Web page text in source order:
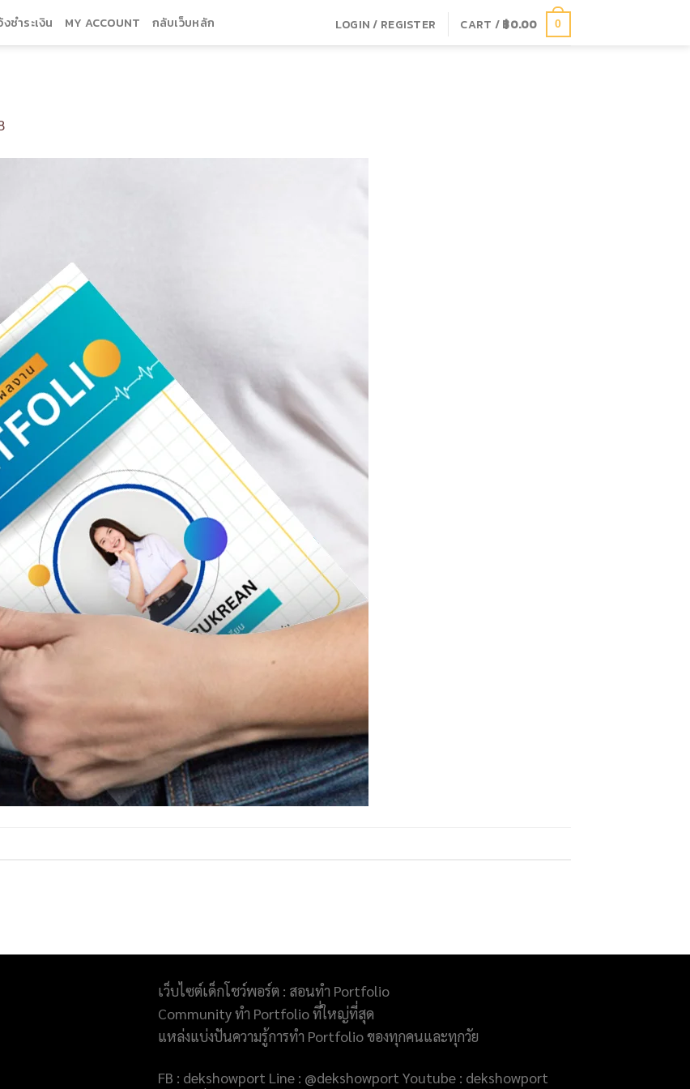
งชำระเงิน MY ACCOUNT กลับเว็บหลัก LOGIN / REGISTER CART /฿0.00 0
เว็บไซต์เด็กโชว์พอร์ต : สอนทำ Portfolio
Community ทำ Portfolio ที่ใหญ่ที่สุด
แหล่งแบ่งปันความรู้การทำ Portfolio ของทุกคนและทุกวัย
FB : dekshowport Line : @dekshowport Youtube : dekshowport